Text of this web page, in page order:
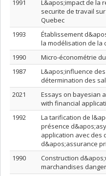
1991
L&apos;impact de la
securite de travail
Quebec
1993
Établissement
la modélisation de la
1990
Micro-économétrie
1987
L&apos;influence
détermination des
2021
Essays on bayesian
with financial
1992
La tarification de
présence
application avec des
d&apos;assurance
1990
Construction
marchandises